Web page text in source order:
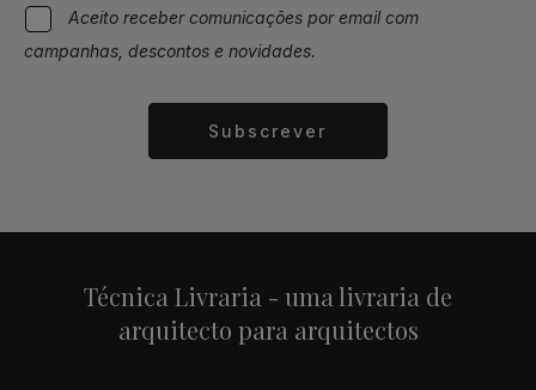
Aceito receber comunicações por email com
campanhas, descontos e novidades.
Subscrever
Técnica Livraria - uma livraria de
arquitecto para arquitectos